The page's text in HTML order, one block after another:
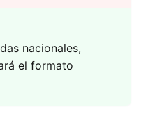
nacionales,
el formato